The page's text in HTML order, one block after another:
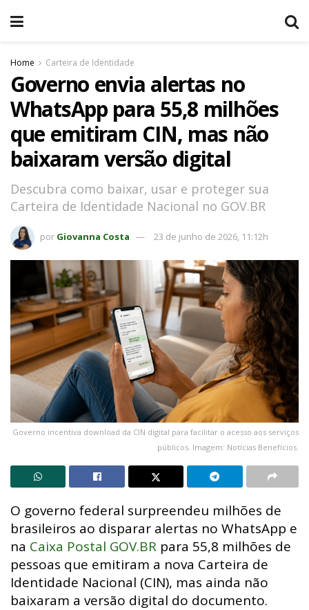
Home Carteira de Identidade
Governo envia alertas no
WhatsApp para 55,8 milhões
que emitiram CIN, mas não
baixaram versão digital
Descubra como baixar, usar e proteger sua
Carteira de Identidade Nacional no GOV.BR
por Giovanna Costa 23 de junho de 2026, 11:12h
Governo incentiva download da CIN digital para facilitar o acesso aos serviços
públicos. Imagem: Notícias Benefícios.
O governo federal surpreendeu milhões de
brasileiros ao disparar alertas no WhatsApp e
na Caixa Postal GOV.BR para 55,8 milhões de
pessoas que emitiram a nova Carteira de
Identidade Nacional (CIN), mas ainda não
baixaram a versão digital do documento.